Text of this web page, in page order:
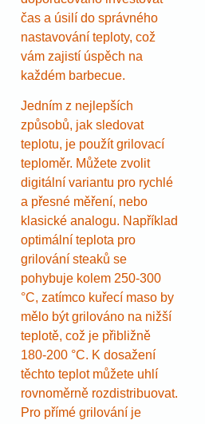
čas a úsilí do správného
nastavování teploty, což
vám zajistí úspěch na
každém barbecue.
Jedním z nejlepších
způsobů, jak sledovat
teplotu, je použít grilovací
teploměr. Můžete zvolit
digitální variantu pro rychlé
a přesné měření, nebo
klasické analogu. Například
optimální teplota pro
grilování steaků se
pohybuje kolem 250-300
°C, zatímco kuřecí maso by
mělo být grilováno na nižší
teplotě, což je přibližně
180-200 °C. K dosažení
těchto teplot můžete uhlí
rovnoměrně rozdistribuovat.
Pro přímé grilování je